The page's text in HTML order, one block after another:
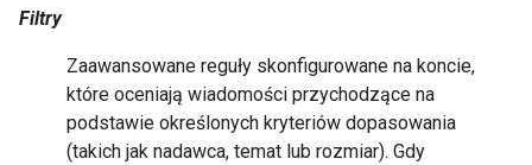
Filtry
Zaawansowane reguły skonfigurowane na koncie,
które oceniają wiadomości przychodzące na
podstawie określonych kryteriów dopasowania
(takich jak nadawca, temat lub rozmiar). Gdy